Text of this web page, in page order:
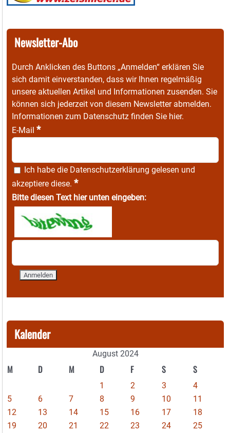
Newsletter-Abo
Durch Anklicken des Buttons „Anmelden“ erklären Sie
sich damit einverstanden, dass wir Ihnen regelmäßig
unsere aktuellen Artikel und Informationen zusenden. Sie
können sich jederzeit von diesem Newsletter abmelden.
Informationen zum Datenschutz finden Sie hier.
E-Mail *
Ich habe die Datenschutzerklärung gelesen und
akzeptiere diese. *
Bitte diesen Text hier unten eingeben:
Kalender
August 2024
M D M D F S S
1 2 3
4
5
6 7 8 9 10
11
12
13 14 15 16 17
18
19
20 21 22 23 24
25